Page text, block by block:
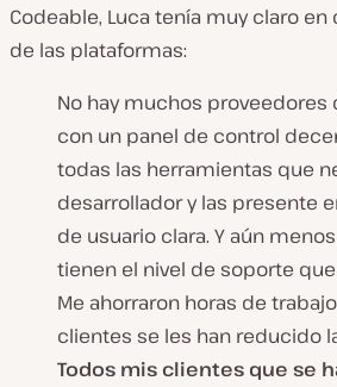
Codeable, Luca tenía muy claro en
de las plataformas:
No hay muchos proveedores
con un panel de control
todas las herramientas que
desarrollador y las presente
de usuario clara. Y aún
tienen el nivel de soporte
Me ahorraron horas de
clientes se les han reducido
Todos mis clientes que se